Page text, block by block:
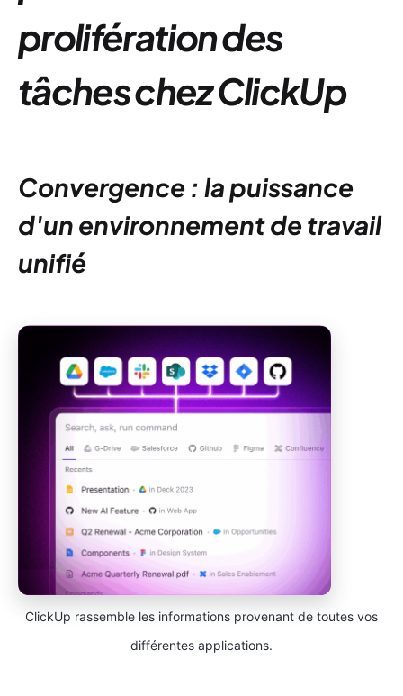
prolifération des
tâches chez ClickUp
Convergence : la puissance
d'un environnement de travail
unifié
ClickUp rassemble les informations provenant de toutes vos
différentes applications.